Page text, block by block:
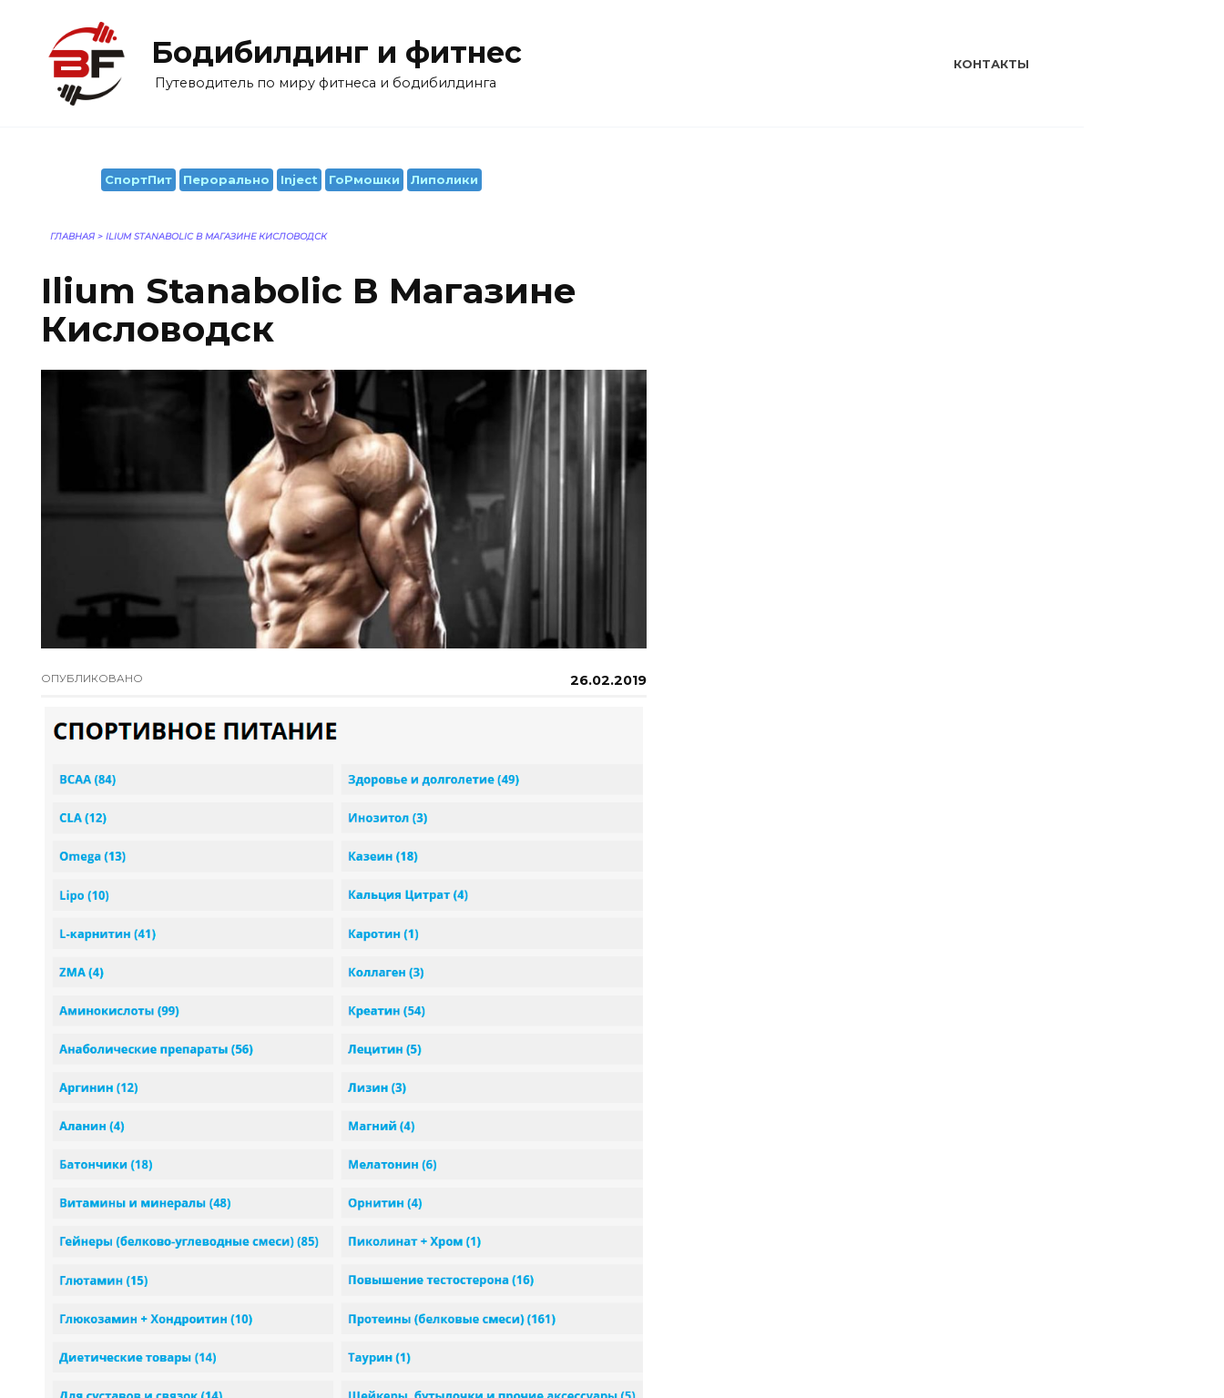
содержанию
Бодибилдинг и фитнес
Путеводитель по миру фитнеса и бодибилдинга
КОНТАКТЫ
СпортПит Перорально Inject ГоРмошки Липолики
ГЛАВНАЯ > ILIUM STANABOLIC В МАГАЗИНЕ КИСЛОВОДСК
Ilium Stanabolic В Магазине
Кисловодск
ОПУБЛИКОВАНО 26.02.2019